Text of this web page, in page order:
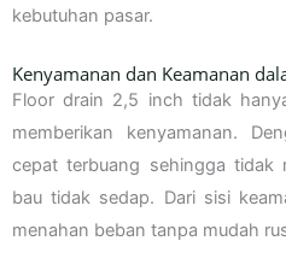
kebutuhan pasar.
Kenyamanan dan Keamanan
Floor drain 2,5 inch tidak
memberikan kenyamanan.
cepat terbuang sehingga tidak
bau tidak sedap. Dari sisi
menahan beban tanpa mudah